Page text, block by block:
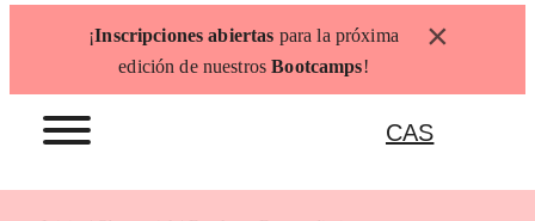
¡Inscripciones abiertas para la próxima
edición de nuestrosBootcamps!
×
CAS